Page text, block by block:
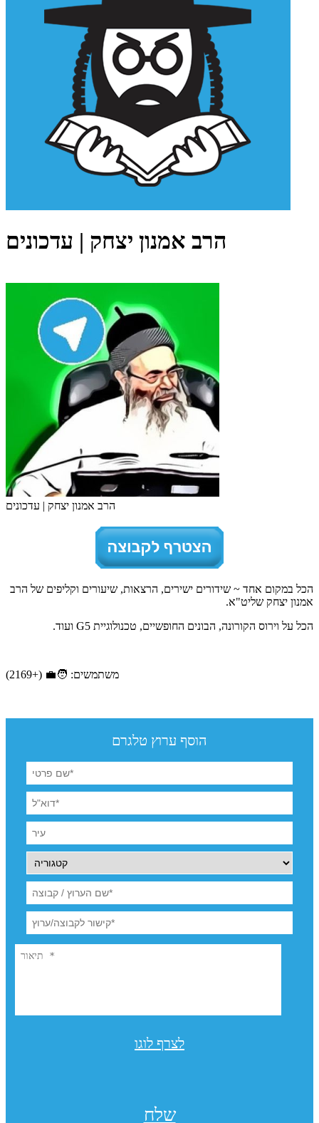
הרב אמנון יצחק | עדכונים
הרב אמנון יצחק | עדכונים
הכל במקום אחד ~ שידורים ישירים, הרצאות, שיעורים וקליפים של הרב
אמנון יצחק שליט"א.
הכל על וירוס הקורונה, הבונים החופשיים, טכנולוגיית G5 ועוד.
משתמשים: 🧑‍💼 (+2169)
הוסף ערוץ טלגרם
לצרף לוגו
שלח